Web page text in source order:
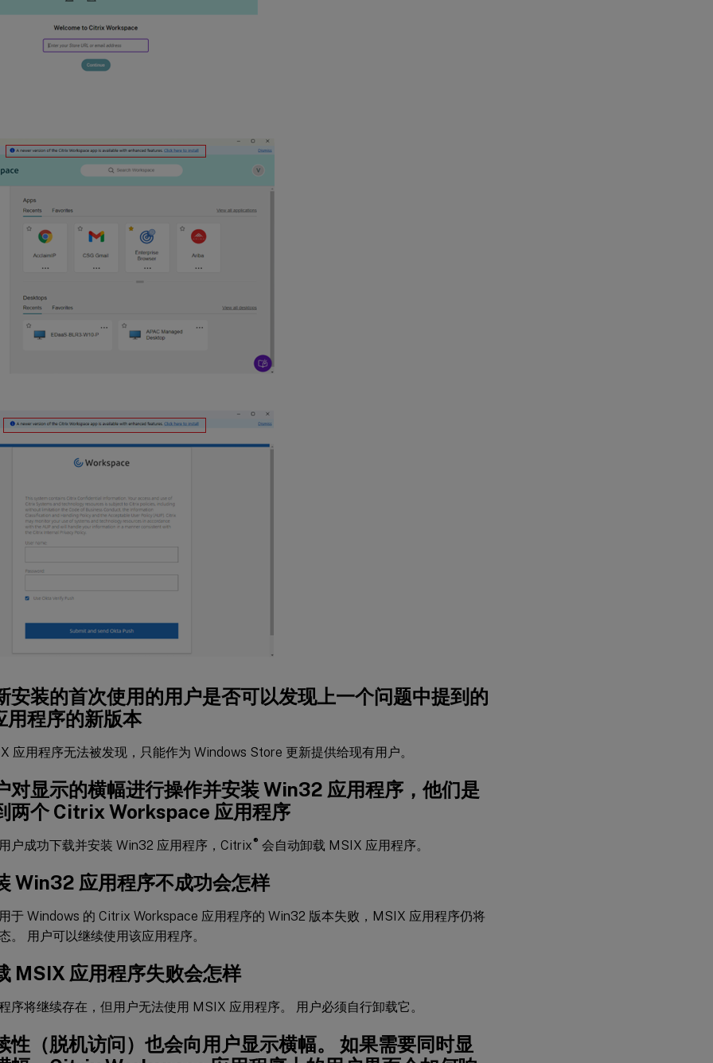
安装的首次使用的用户是否可以发现上一个问题中提到的
用程序的新版本
应用程序无法被发现，只能作为 Windows Store 更新提供给现有用户。
对显示的横幅进行操作并安装 Win32 应用程序，他们是
两个 Citrix Workspace 应用程序
户成功下载并安装 Win32 应用程序，Citrix® 会自动卸载 MSIX 应用程序。
Win32 应用程序不成功会怎样
于 Windows 的 Citrix Workspace 应用程序的 Win32 版本失败，MSIX 应用程序仍将
。 用户可以继续使用该应用程序。
MSIX 应用程序失败会怎样
序将继续存在，但用户无法使用 MSIX 应用程序。 用户必须自行卸载它。
性（脱机访问）也会向用户显示横幅。 如果需要同时显